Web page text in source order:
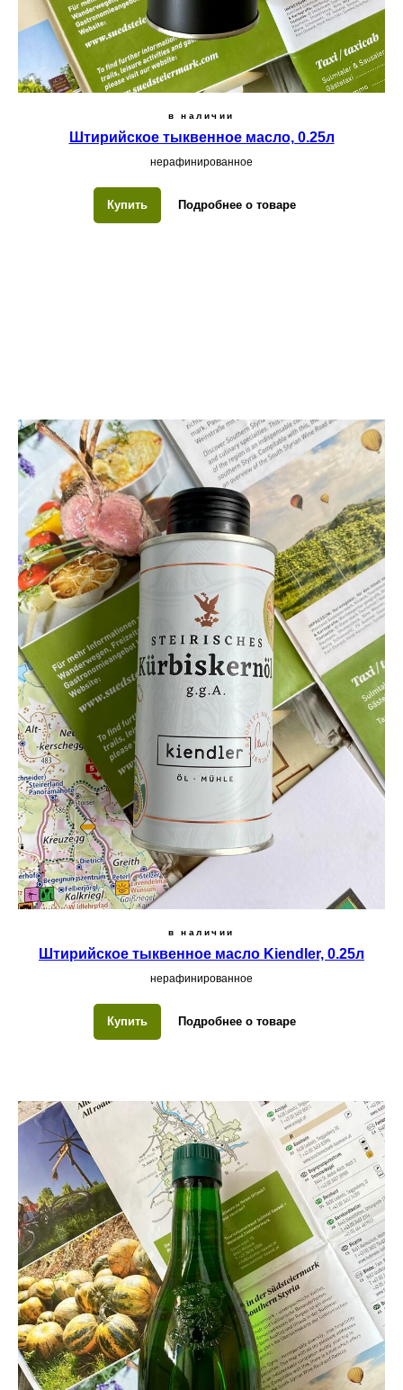
в наличии
Штирийское тыквенное масло, 0.25л
нерафинированное
Купить Подробнее о товаре
в наличии
Штирийское тыквенное масло Kiendler, 0.25л
нерафинированное
Купить Подробнее о товаре